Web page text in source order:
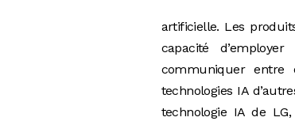
artificielle. Les
capacité
communiquer entre
technologies IA
technologie IA de